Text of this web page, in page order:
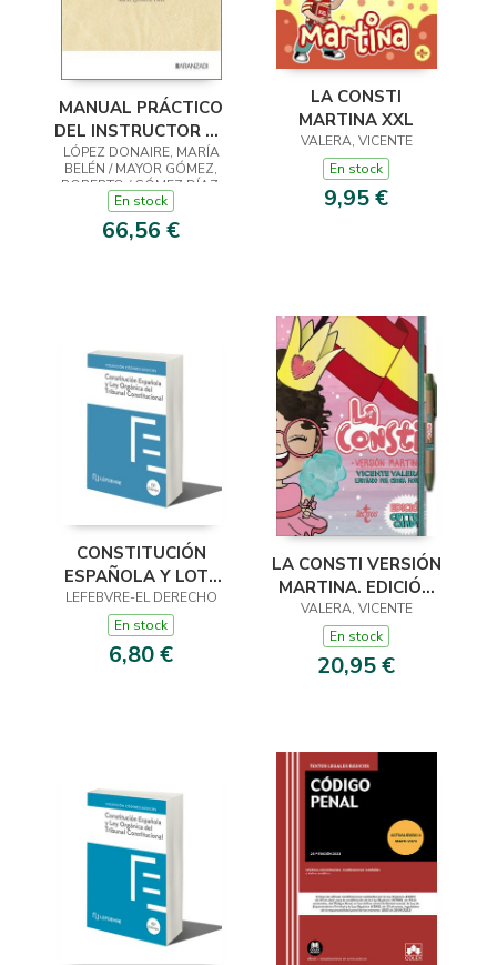
MANUAL PRÁCTICO
DEL INSTRUCTOR DE
LOS
PROCEDIMIENTOS
SANCIONADORES
ADMINISTRATIV
LÓPEZ DONAIRE, MARÍA
BELÉN / MAYOR GÓMEZ,
ROBERTO / GÓMEZ DÍAZ,
ANTONIA
En stock
66,56 €
LA CONSTI
MARTINA XXL
VALERA, VICENTE
En stock
9,95 €
CONSTITUCIÓN
ESPAÑOLA Y LOTC
12ª EDC.
LEFEBVRE-EL DERECHO
En stock
6,80 €
LA CONSTI VERSIÓN
MARTINA. EDICIÓN
COTTON CANDY
VALERA, VICENTE
En stock
20,95 €